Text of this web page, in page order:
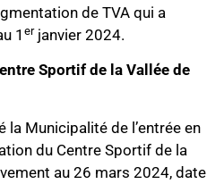
de TVA qui a
1 erjanvier 2024.
Sportif de la Vallée de
la Municipalité de l’entrée en
du Centre Sportif de la
au 26 mars 2024, date